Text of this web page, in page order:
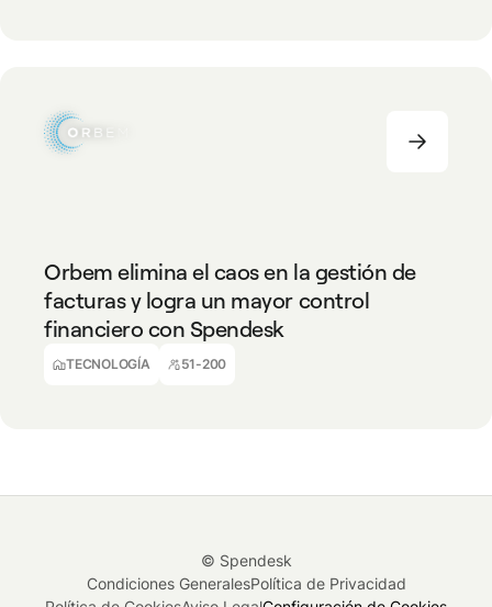
Orbem elimina el caos en la gestión de
facturas y logra un mayor control
financiero con Spendesk
TECNOLOGÍA 51-200
Thomas Kämpf
Director de Finanzas y Estrategia Corporativa
© Spendesk
Condiciones GeneralesPolítica de Privacidad